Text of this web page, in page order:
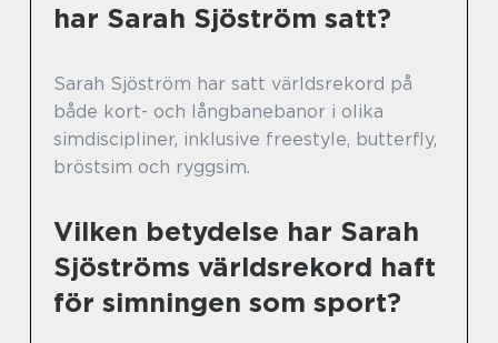
har Sarah Sjöström satt?
Sarah Sjöström har satt världsrekord på
både kort- och långbanebanor i olika
simdiscipliner, inklusive freestyle, butterfly,
bröstsim och ryggsim.
Vilken betydelse har Sarah
Sjöströms världsrekord haft
för simningen som sport?